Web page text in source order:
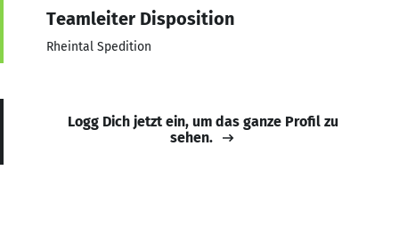
Teamleiter Disposition
Rheintal Spedition
Logg Dich jetzt ein, um das ganze Profil zu
sehen.